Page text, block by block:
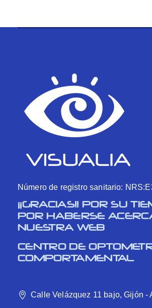
Número de registro sanitario:
¡¡GRACIAS!! POR SU
POR HABERSE
NUESTRA WEB
CENTRO DE
COMPORTAMENTAL
Calle Velázquez 11 bajo, Gijón -